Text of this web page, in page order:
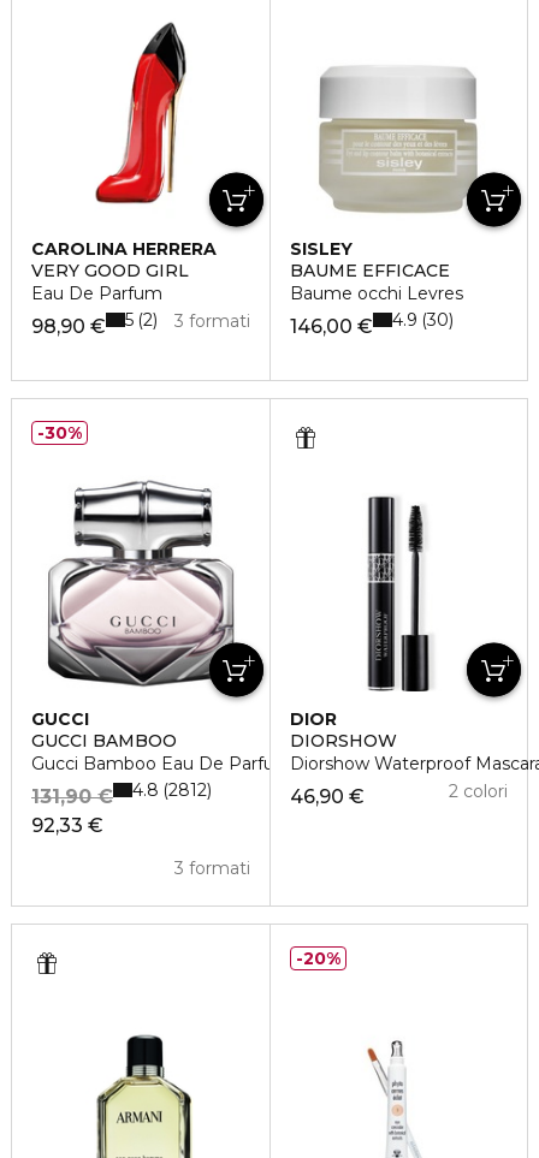
CAROLINA HERRERA
VERY GOOD GIRL
Eau De Parfum
98,90 € 3 formati
5 2
SISLEY
BAUME EFFICACE
Baume occhi Levres
146,00 € 4.9 30
GUCCI
GUCCI BAMBOO
Gucci Bamboo Eau De Parfum
92,33 €
131,90 €
3 formati
4.8 2812
30%
DIOR
DIORSHOW
Diorshow Waterproof
46,90 € 2 colori
20%